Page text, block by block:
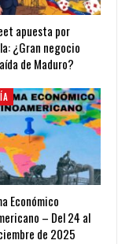
apuesta por
¿Gran negocio
de Maduro?
Económico
– Del 24 al
de 2025